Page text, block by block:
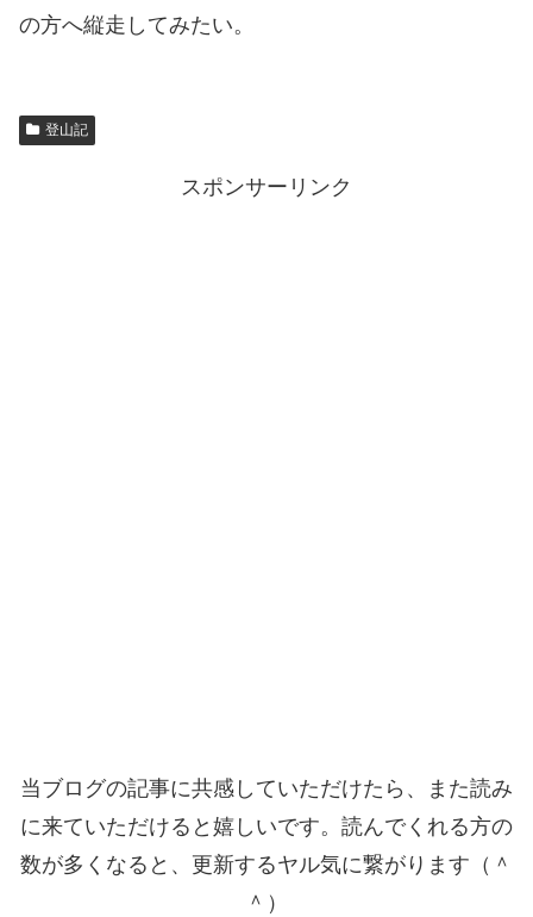
の方へ縦走してみたい。
登山記
スポンサーリンク
当ブログの記事に共感していただけたら、また読み
に来ていただけると嬉しいです。読んでくれる方の
数が多くなると、更新するヤル気に繋がります（＾
＾）